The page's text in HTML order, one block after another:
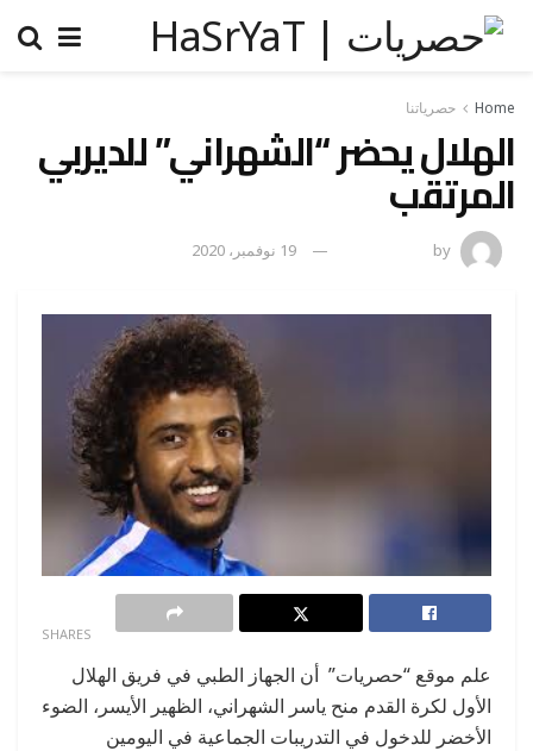
Home حصرياتنا
الهلال يحضر “الشهراني” للديربي
المرتقب
by 19 نوفمبر، 2020
SHARES
علم موقع “حصريات” أن الجهاز الطبي في فريق الهلال
الأول لكرة القدم منح ياسر الشهراني، الظهير الأيسر، الضوء
الأخضر للدخول في التدريبات الجماعية في اليومين